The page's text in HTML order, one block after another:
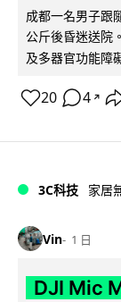
成都一名男子跟
公斤後昏迷送院
及多器官功能障
20 4 ↗
3C科技 家居
Vin 1 日
DJI Mic